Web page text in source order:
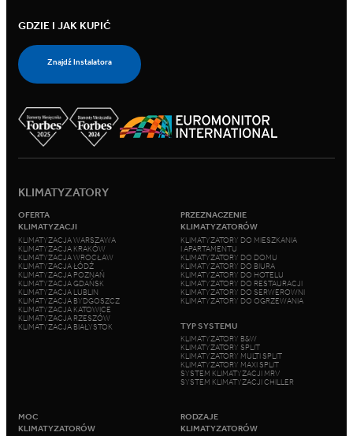
GDZIE I JAK KUPIĆ
Znajdź Instalatora
KLIMATYZATORY
OFERTA
KLIMATYZACJI
KLIMATYZACJA WARSZAWA
KLIMATYZACJA KRAKÓW
KLIMATYZACJA WROCŁAW
KLIMATYZACJA ŁÓDŹ
KLIMATYZACJA POZNAŃ
KLIMATYZACJA GDAŃSK
KLIMATYZACJA LUBLIN
KLIMATYZACJA BYDGOSZCZ
KLIMATYZACJA KATOWICE
KLIMATYZACJA RZESZÓW
KLIMATYZACJA BIAŁYSTOK
PRZEZNACZENIE
KLIMATYZATORÓW
KLIMATYZATORY DO MIESZKANIA
I APARTAMENTU
KLIMATYZATORY DO DOMU
KLIMATYZATORY DO BIURA
KLIMATYZATORY DO HOTELU
KLIMATYZATORY DO RESTAURACJI
KLIMATYZATORY DO SERWEROWNI
KLIMATYZATORY DO OGRZEWANIA
TYP SYSTEMU
KLIMATYZATORY B&W
KLIMATYZATORY SPLIT
KLIMATYZATORY MULTI SPLIT
KLIMATYZATORY MAXI SPLIT
SYSTEM KLIMATYZACJI MRV
SYSTEM KLIMATYZACJI CHILLER
MOC
KLIMATYZATORÓW
RODZAJE
KLIMATYZATORÓW